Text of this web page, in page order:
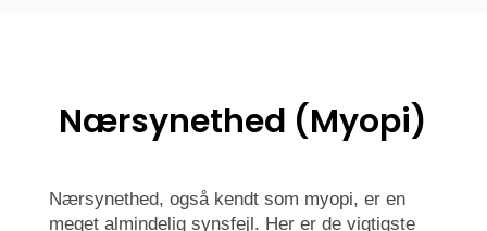
Nærsynethed (Myopi)
Nærsynethed, også kendt som myopi, er en
meget almindelig synsfejl. Her er de vigtigste